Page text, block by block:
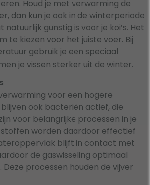
Houd je met verwarming de
dan kun je ook in de winterperiode
natuurlijk gunstig is voor je koi’s. Het
te kiezen voor het juiste voer. Bij
gebruik je een speciaal
je vissen sterker uit de winter.
voor een hogere
ook bacteriën actief, die
voor belangrijke processen in je
stoffen worden daardoor effectief
blijft in contact met
de gaswisseling optimaal
Deze processen houden de vijver